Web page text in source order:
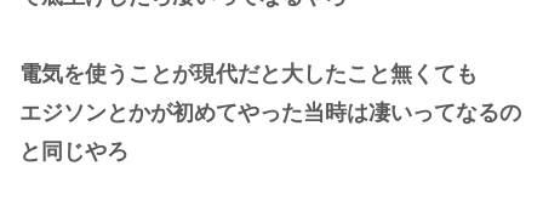
電気を使うことが現代だと大したこと無くても
エジソンとかが初めてやった当時は凄いってなるの
と同じやろ